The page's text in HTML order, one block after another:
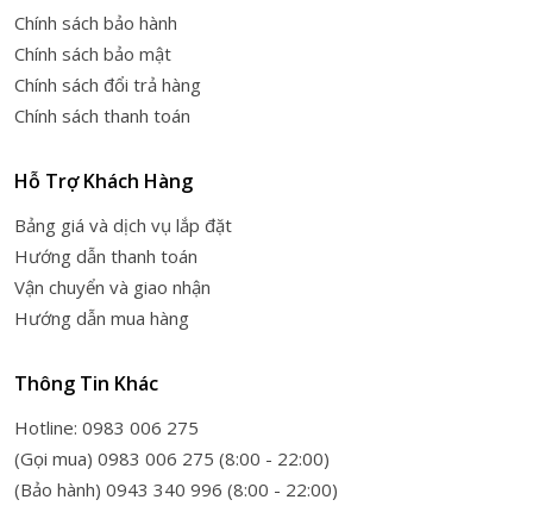
Chính sách bảo hành
Chính sách bảo mật
Chính sách đổi trả hàng
Chính sách thanh toán
Hỗ Trợ Khách Hàng
Bảng giá và dịch vụ lắp đặt
Hướng dẫn thanh toán
Vận chuyển và giao nhận
Hướng dẫn mua hàng
Thông Tin Khác
Hotline: 0983 006 275
(Gọi mua) 0983 006 275 (8:00 - 22:00)
(Bảo hành) 0943 340 996 (8:00 - 22:00)